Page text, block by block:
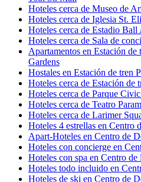
Hoteles cerca de Museo de
Hoteles cerca de Iglesia St.
Hoteles cerca de Estadio Ball
Hoteles cerca de Sala de
Apartamentos en Estación
Gardens
Hostales en Estación de tren
Hoteles cerca de Estación de
Hoteles cerca de Parque
Hoteles cerca de Teatro
Hoteles cerca de Larimer
Hoteles 4 estrellas en Centro
Apart-Hoteles en Centro de
Hoteles con concierge en
Hoteles con spa en Centro de
Hoteles todo incluido en
Hoteles de ski en Centro de